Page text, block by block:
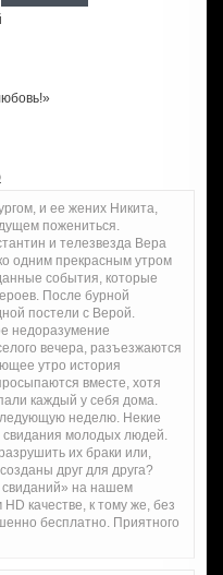
и ее жених Никита,
пожениться.
и телезвезда Вера
одним прекрасным утром
события, которые
После бурной
постели с Верой.
недоразумение
вечера, разъезжаются
утро история
вместе, хотя
каждый у себя дома.
неделю. Некие
молодых людей.
их браки или,
друг для друга?
на нашем
качестве, к тому же, без
бесплатно. Приятного